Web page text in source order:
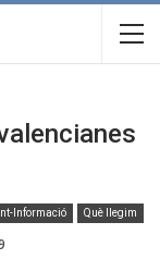
Informació Què llegim